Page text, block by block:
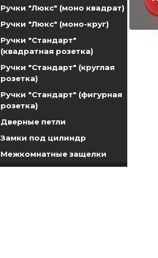
Ручки "Люкс" (моно квадрат)
Ручки "Люкс" (моно-круг)
Ручки "Стандарт"
(квадратная розетка)
Ручки "Стандарт" (круглая
розетка)
Ручки "Стандарт" (фигурная
розетка)
Дверные петли
Замки под цилиндр
Межкомнатные защелки
Сантехнические замки и